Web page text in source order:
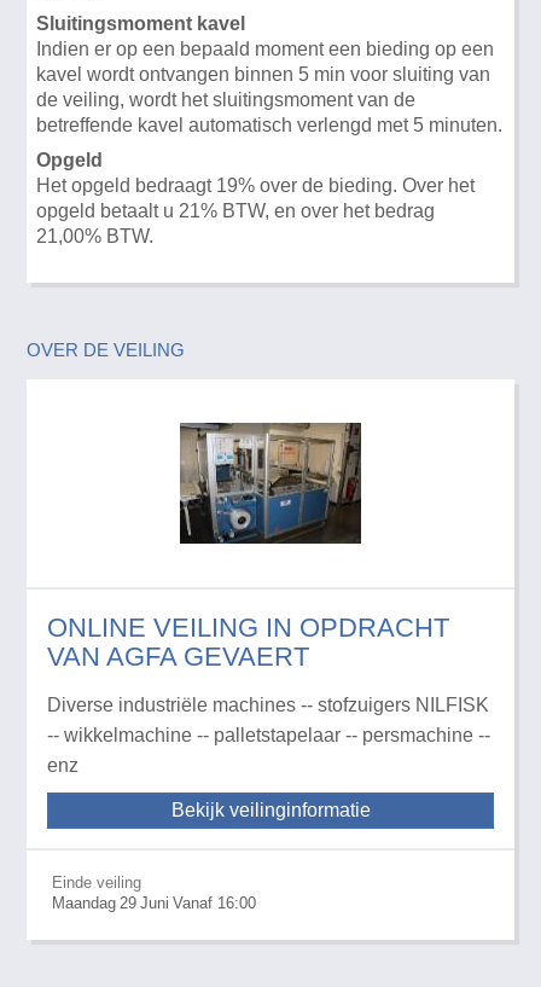
Sluitingsmoment kavel
Indien er op een bepaald moment een bieding op een
kavel wordt ontvangen binnen 5 min voor sluiting van
de veiling, wordt het sluitingsmoment van de
betreffende kavel automatisch verlengd met 5 minuten.
Opgeld
Het opgeld bedraagt 19% over de bieding. Over het
opgeld betaalt u 21% BTW, en over het bedrag
21,00% BTW.
OVER DE VEILING
ONLINE VEILING IN OPDRACHT
VAN AGFA GEVAERT
Diverse industriële machines -- stofzuigers NILFISK
-- wikkelmachine -- palletstapelaar -- persmachine --
enz
Bekijk veilinginformatie
Einde veiling
Maandag 29 Juni Vanaf 16:00